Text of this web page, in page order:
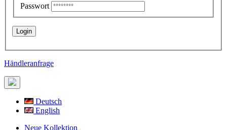
Passwort
Händleranfrage
Deutsch
English
Neue Kollektion